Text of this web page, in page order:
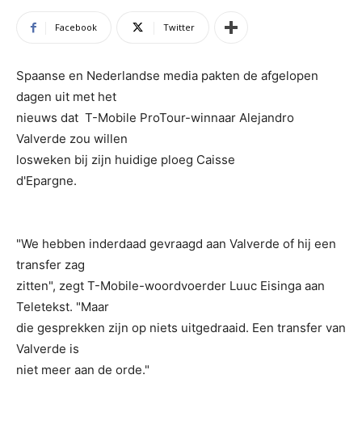
Facebook Twitter
Spaanse en Nederlandse media pakten de afgelopen
dagen uit met het
nieuws dat T-Mobile ProTour-winnaar Alejandro
Valverde zou willen
losweken bij zijn huidige ploeg Caisse
d'Epargne.
"We hebben inderdaad gevraagd aan Valverde of hij een
transfer zag
zitten", zegt T-Mobile-woordvoerder Luuc Eisinga aan
Teletekst. "Maar
die gesprekken zijn op niets uitgedraaid. Een transfer van
Valverde is
niet meer aan de orde."